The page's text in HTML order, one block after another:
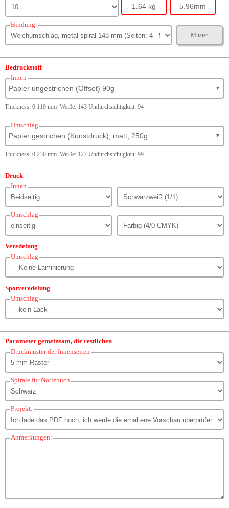
1.64 kg 5.96mm
Bindung:
Muster
Bedruckstoff
Innen
Papier ungestrichen (Offset) 90g ▼
Thickness: 0.110 mm Weiße: 143 Undurchsichtigkeit: 94
Umschlag
Papier gestrichen (Kunstdruck), matt, 250g ▼
Thickness: 0.230 mm Weiße: 127 Undurchsichtigkeit: 99
Druck
Innen
Umschlag
Veredelung
Umschlag
Spotveredelung
Umschlag
Parameter gemeinsam, die restlichen
Druckmuster der Innenseiten
Spirale für Notizbuch
Projekt:
Anmerkungen: